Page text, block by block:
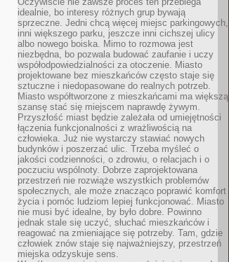
idealnie, bo interesy różnych grup bywają
sprzeczne. Jedni chcą więcej miejsc parkingowych,
inni większego parku, jeszcze inni cichszej ulicy
albo nowego boiska. Mimo to rozmowa jest
niezbędna, bo pozwala budować zaufanie i uczy
współodpowiedzialności za otoczenie. Miasto
projektowane bez mieszkańców często staje się
sztuczne i niedopasowane do realnych potrzeb.
Miasto współtworzone z mieszkańcami ma większą
szansę stać się miejscem naprawdę żywym.
Przyszłość miast będzie zależała od umiejętności
łączenia funkcjonalności z wrażliwością na
człowieka. Już nie wystarczy stawiać nowych
budynków i poszerzać ulic. Trzeba myśleć o
jakości codzienności, o zdrowiu, o relacjach i o
poczuciu wspólnoty. Dobrze zaprojektowana
przestrzeń nie rozwiąże wszystkich problemów
społecznych, ale może znacząco poprawić komfort
życia i pomóc ludziom lepiej funkcjonować. Miasto
nie musi być idealne, by było dobre. Powinno
jednak stale się uczyć, słuchać mieszkańców i
reagować na zmieniające się potrzeby. Tam, gdzie
człowiek znów staje się najważniejszy, przestrzeń
miejska odzyskuje sens.